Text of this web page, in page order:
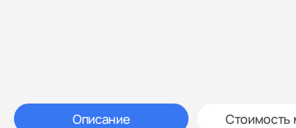
Описание Стоимость